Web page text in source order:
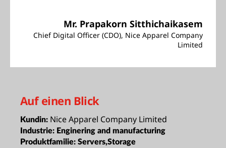
Mr. Prapakorn Sitthichaikasem
Chief Digital Officer (CDO), Nice Apparel Company
Limited
Auf einen Blick
Kundin: Nice Apparel Company Limited
Industrie: Enginering and manufacturing
Produktfamilie: Servers,Storage